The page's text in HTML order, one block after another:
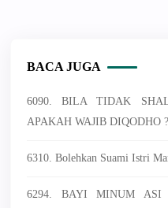
BACA JUGA
6090. BILA TIDAK
APAKAH WAJIB DIQODHO ?
6310. Bolehkan Suami Istri
6294. BAYI MINUM ASI